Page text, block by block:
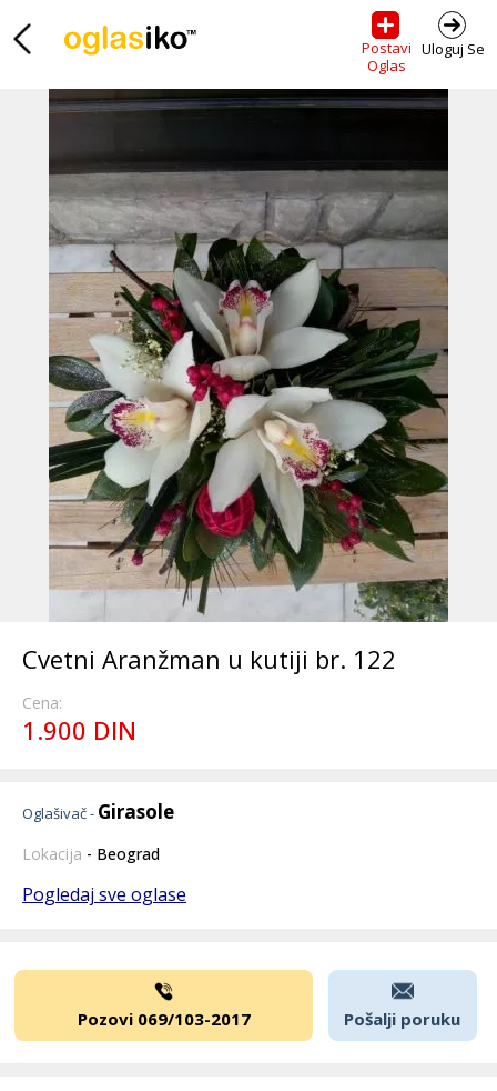
Postavi
Oglas
Uloguj Se
Cvetni Aranžman u kutiji br. 122
Cena:
1.900 DIN
Oglašivač - Girasole
Lokacija - Beograd
Pogledaj sve oglase
Pozovi 069/103-2017 Pošalji poruku